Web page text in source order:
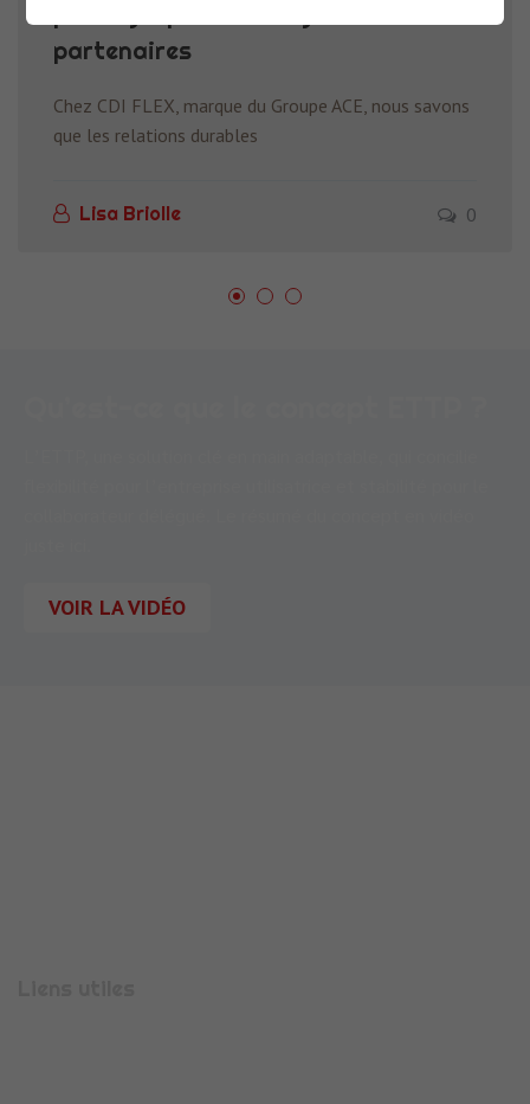
partenaires
Chez CDI FLEX, marque du Groupe ACE, nous savons
que les relations durables
Lisa Briolle 0
VOIR LA VIDÉO